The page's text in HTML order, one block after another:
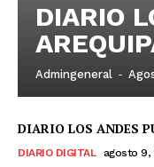
DIARIO
Admingeneral -
DIARIO LOS ANDES
DIARIO DIGITAL agosto 9,